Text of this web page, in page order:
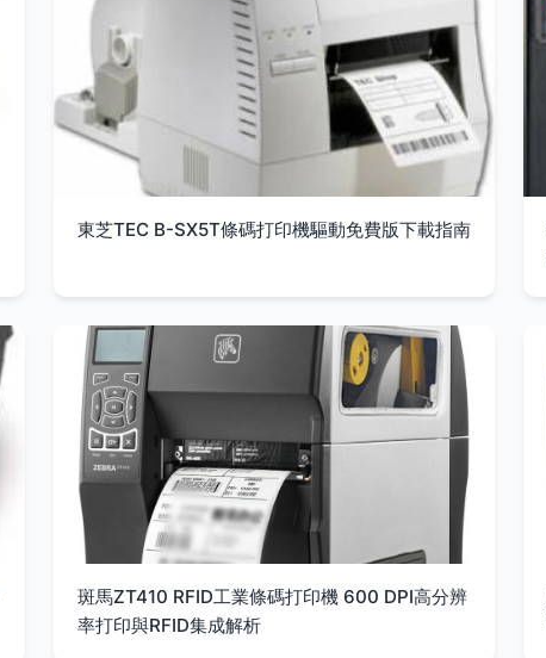
東芝TEC B-SX5T條碼打印機驅動免費版下載指南
斑馬ZT410 RFID工業條碼打印機 600 DPI高分辨
率打印與RFID集成解析